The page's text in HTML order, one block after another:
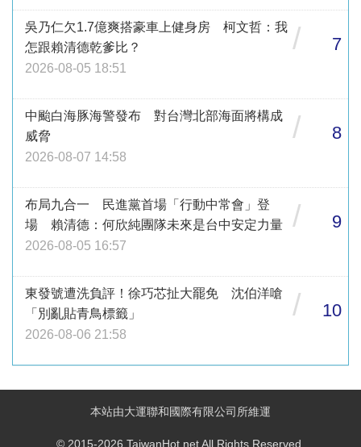
吳乃仁欠1.7億爽搭豪車上健身房 柯文哲：我
怎跟賴清德乾爹比？
2026-08-05 18:51
/ 7
中颱白海豚海警發布 對台灣北部海面將構成
威脅
2026-08-07 14:58
/ 8
布局九合一 民進黨首場「行動中常會」登
場 賴清德：何欣純團隊未來是台中安定力量
2026-08-05 16:57
/ 9
東發號遭洗負評！徐巧芯扯大罷免 沈伯洋嗆
「別亂貼青鳥標籤」
2026-08-06 21:58
/ 10
本站由大運聯和國際有限公司所維運
© 2015-2026 TaiwanHot.net All Rights Reserved.